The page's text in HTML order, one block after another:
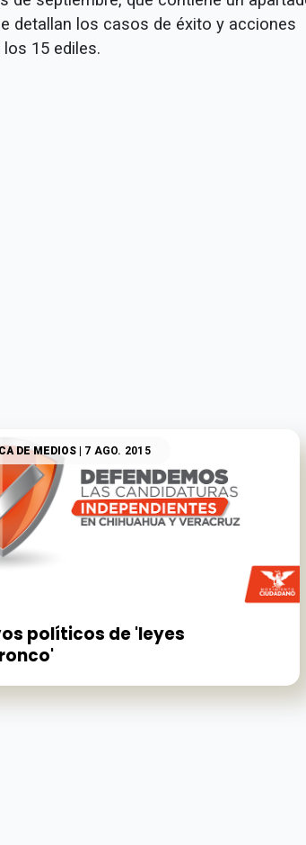
detallan los casos de éxito y acciones
15 ediles.
DE MEDIOS| 7 AGO. 2015
políticos de 'leyes